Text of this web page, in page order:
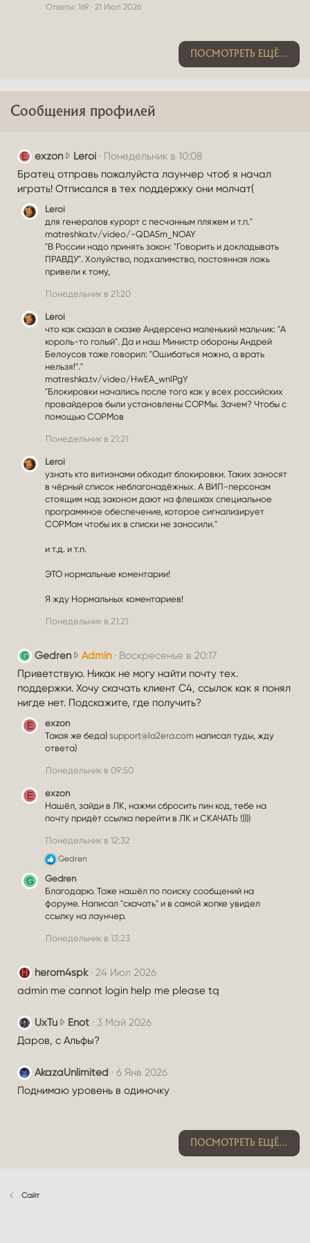
л
е
о
Ответы 169 21 Июл 2026
ПОСМОТРЕТЬ ЕЩЁ…
Сообщения профилей
E exzon Leroi e
x
z
н
а
п
и
а
(
а
)
в
п
р
о
е
L
e
r
Понедельник в 10:08
Братец отправь пожалуйста лаунчер чтоб я начал
играть! Отписался в тех поддержку они молчат(
Leroi
для генералов курорт с песчанным пляжем и т.п."
matreshka.tv/video/-QDA5m_NOAY
"В России надо принять закон: "Говорить и докладывать
ПРАВДУ". Холуйство, подхалимство, постоянная ложь
привели к тому,
Понедельник в 21:20
Leroi
что как сказал в сказке Андерсена маленький мальчик: "А
король-то голый". Да и наш Министр обороны Андрей
Белоусов тоже говорил: "Ошибаться можно, а врать
нельзя!"."
matreshka.tv/video/HwEA_wnlPgY
"Блокировки начались после того как у всех российских
провайдеров были установлены СОРМы. Зачем? Чтобы с
помощью СОРМов
Понедельник в 21:21
Leroi
узнать кто витиэнами обходит блокировки. Таких заносят
в чёрный список неблагонадёжных. А ВИП-персонам
стоящим над законом дают на флешках специальное
программное обеспечение, которое сигнализирует
СОРМам чтобы их в списки не заносили."
и т.д. и т.п.
ЭТО нормальные коментарии!
Я жду Нормальных коментариев!
Понедельник в 21:21
G Gedren Admin G
e
d
r
н
п
с
а
(
в
п
р
л
е
d
Воскресенье в 20:17
Приветствую. Никак не могу найти почту тех.
поддержки. Хочу скачать клиент C4, ссылок как я понял
нигде нет. Подскажите, где получить?
E
exzon
Такая же беда) support@la2era.com написал туды, жду
ответа)
Понедельник в 09:50
E
exzon
Нашёл, зайди в ЛК, нажми сбросить пин код, тебе на
почту придёт ссылка перейти в ЛК и СКАЧАТЬ !))))
Понедельник в 12:32
Р
а
к
ц
и
:
Gedren
G
Gedren
Благодарю. Тоже нашёл по поиску сообщений на
форуме. Написал "скачать" и в самой жопке увидел
ссылку на лаунчер.
Понедельник в 13:23
H herom4spk
24 Июл 2026
admin me cannot login help me please tq
UxTu Enot U
x
н
а
3 Май 2026
Даров, с Альфы?
AkazaUnlimited
6 Янв 2026
Поднимаю уровень в одиночку
ПОСМОТРЕТЬ ЕЩЁ…
Сайт